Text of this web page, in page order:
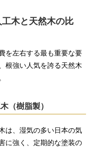
木と天然木の比
を左右する最も重要な要
根強い人気を誇る天然木
（樹脂製）
は、湿気の多い日本の気
に強く、定期的な塗装の